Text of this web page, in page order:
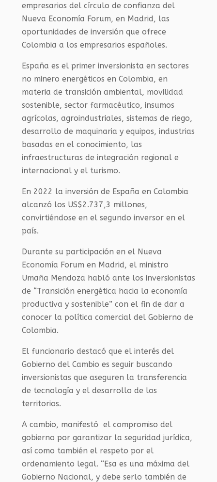
empresarios del círculo de confianza del
Nueva Economía Forum, en Madrid, las
oportunidades de inversión que ofrece
Colombia a los empresarios españoles.
España es el primer inversionista en sectores
no minero energéticos en Colombia, en
materia de transición ambiental, movilidad
sostenible, sector farmacéutico, insumos
agrícolas, agroindustriales, sistemas de riego,
desarrollo de maquinaria y equipos, industrias
basadas en el conocimiento, las
infraestructuras de integración regional e
internacional y el turismo.
En 2022 la inversión de España en Colombia
alcanzó los US$2.737,3 millones,
convirtiéndose en el segundo inversor en el
país.
Durante su participación en el Nueva
Economía Forum en Madrid, el ministro
Umaña Mendoza habló ante los inversionistas
de “Transición energética hacia la economía
productiva y sostenible” con el fin de dar a
conocer la política comercial del Gobierno de
Colombia.
El funcionario destacó que el interés del
Gobierno del Cambio es seguir buscando
inversionistas que aseguren la transferencia
de tecnología y el desarrollo de los
territorios.
A cambio, manifestó el compromiso del
gobierno por garantizar la seguridad jurídica,
así como también el respeto por el
ordenamiento legal. “Esa es una máxima del
Gobierno Nacional, y debe serlo también de